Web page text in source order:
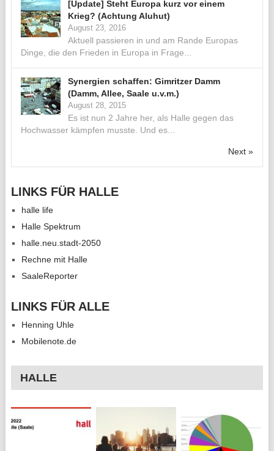
[Update] Steht Europa kurz vor einem
Krieg? (Achtung Aluhut)
August 23, 2016
Aktuell passieren in und am Rande Europas
Dinge, die den Frieden in Europa in Frage...
Synergien schaffen: Gimritzer Damm
(Damm, Allee, Saale u.v.m.)
August 28, 2015
Es ist nun 2 Jahre her, als Halle gegen das
Hochwasser kämpfen musste. Und es...
Next »
LINKS FÜR HALLE
halle life
Halle Spektrum
halle.neu.stadt-2050
Rechne mit Halle
SaaleReporter
LINKS FÜR ALLE
Henning Uhle
Mobilenote.de
HALLE